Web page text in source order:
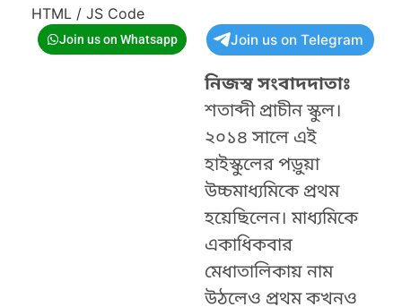
HTML / JS Code
Join us on Whatsapp Join us on Telegram
নিজস্ব সংবাদদাতাঃ
শতাব্দী প্রাচীন স্কুল।
২০১৪ সালে এই
হাইস্কুলের পড়ুয়া
উচ্চমাধ্যমিকে প্রথম
হয়েছিলেন। মাধ্যমিকে
একাধিকবার
মেধাতালিকায় নাম
উঠলেও প্রথম কখনও